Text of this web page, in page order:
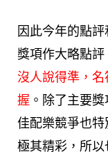
因此今年的點
獎項作大略點評
沒人說得準，
握 。除了主要
佳配樂競爭也
極其精彩，所以